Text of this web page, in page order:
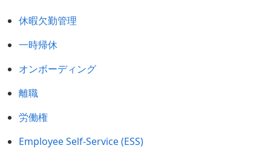
休暇欠勤管理
一時帰休
オンボーディング
離職
労働権
Employee Self-Service (ESS)